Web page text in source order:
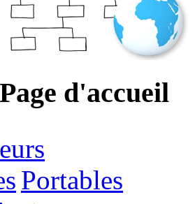
Page d'accueil
Portables